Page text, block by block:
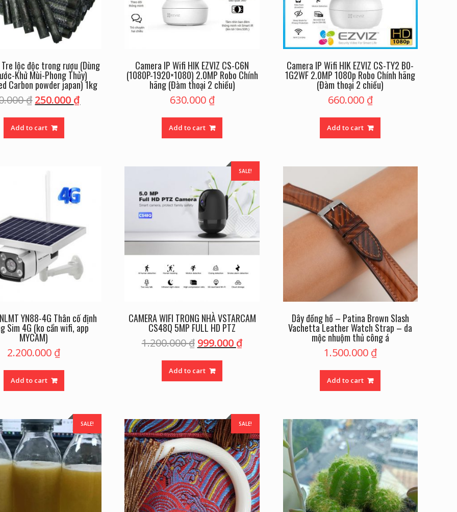
Tre lộc độc trong rượu (Dùng
Khử Mùi-Phong Thủy)
Carbon powder japan) 1kg
₫ 250.000 ₫
Add to cart
Camera IP Wifi HIK EZVIZ CS-C6N
(1080P-1920×1080) 2.0MP Robo Chính
hãng (Đàm thoại 2 chiều)
630.000 ₫
Add to cart
Camera IP Wifi HIK EZVIZ CS-TY2 B0-
1G2WF 2.0MP 1080p Robo Chính hãng
(Đàm thoại 2 chiều)
660.000 ₫
Add to cart
YN88-4G Thân cố định
Sim 4G (ko cần wifi, app
MYCAM)
2.200.000 ₫
Add to cart
SALE!
CAMERA WIFI TRONG NHÀ VSTARCAM
CS48Q 5MP FULL HD PTZ
1.200.000₫ 999.000 ₫
Add to cart
Dây đồng hồ – Patina Brown Slash
Vachetta Leather Watch Strap – da
mộc nhuộm thủ công á
1.500.000 ₫
Add to cart
SALE! SALE!